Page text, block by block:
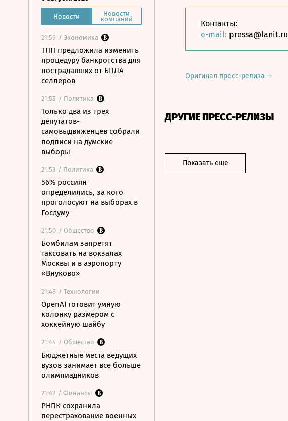
Новости Новости
компаний
21:59 / Экономика
ТПП предложила изменить
процедуру банкротства для
пострадавших от БПЛА
селлеров
21:55 / Политика
Только два из трех
депутатов-
самовыдвиженцев собрали
подписи на думские
выборы
21:53 / Политика
56% россиян
определились, за кого
проголосуют на выборах в
Госдуму
21:50 / Общество
Бомбилам запретят
таксовать на вокзалах
Москвы и в аэропорту
«Внуково»
21:48 / Технологии
OpenAI готовит умную
колонку размером с
хоккейную шайбу
21:44 / Общество
Бюджетные места ведущих
вузов занимает все больше
олимпиадников
21:42 / Финансы
РНПК сохранила
перестрахование военных
Контакты:
e-mail: pressa@lanit.ru
Оригинал пресс-релиза
ДРУГИЕ ПРЕСС-РЕЛИЗЫ
Показать еще